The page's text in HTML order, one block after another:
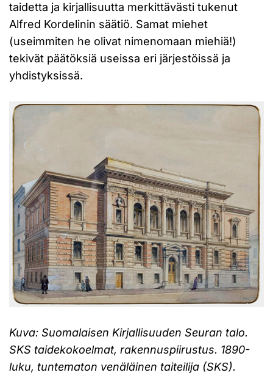
taidetta ja kirjallisuutta merkittävästi tukenut
Alfred Kordelinin säätiö. Samat miehet
(useimmiten he olivat nimenomaan miehiä!)
tekivät päätöksiä useissa eri järjestöissä ja
yhdistyksissä.
Kuva: Suomalaisen Kirjallisuuden Seuran talo.
SKS taidekokoelmat, rakennuspiirustus. 1890-
luku, tuntematon venäläinen taiteilija (SKS).